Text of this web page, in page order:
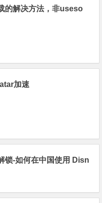
的解决方法，非useso
加速
锁-如何在中国使用 Disn